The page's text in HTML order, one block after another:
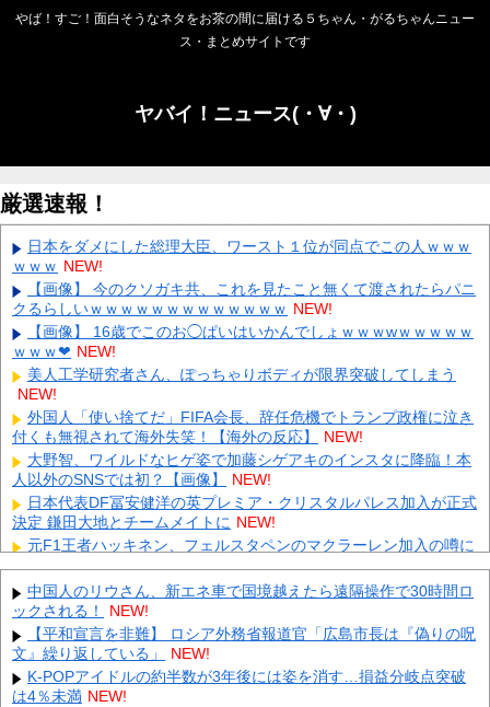
やば！すご！面白そうなネタをお茶の間に届ける５ちゃん・がるちゃんニュー
ス・まとめサイトです
ヤバイ！ニュース(・∀・)
厳選速報！
日本をダメにした総理大臣、ワースト１位が同点でこの人ｗｗｗ
ｗｗｗ NEW!
【画像】 今のクソガキ共、これを見たこと無くて渡されたらパニ
クるらしいｗｗｗｗｗｗｗｗｗｗｗｗｗ NEW!
【画像】 16歳でこのお◯ぱいはいかんでしょｗｗｗwｗｗｗｗｗ
ｗｗｗ❤ NEW!
美人工学研究者さん、ぽっちゃりボディが限界突破してしまう
NEW!
外国人「使い捨てだ」FIFA会長、辞任危機でトランプ政権に泣き
付くも無視されて海外失笑！【海外の反応】
NEW!
大野智、ワイルドなヒゲ姿で加藤シゲアキのインスタに降臨！本
人以外のSNSでは初？【画像】
NEW!
日本代表DF冨安健洋の英プレミア・クリスタルパレス加入が正式
決定 鎌田大地とチームメイトに NEW!
元F1王者ハッキネン、フェルスタペンのマクラーレン加入の噂に
「なぜ調和がある現体制を崩す必要がある？」 NEW!
【思考力】小学生でも解ける問題に俺らおっさんが四苦八苦ｗｗ
ｗｗその答えは？ｗ 他
【超悲報】広島市長、呪文を唱えて日本人をゾンビ化させている
と非難されてしまう 他
NEW!
【ホロライブ】ニコ、引っ越し先に洗濯機置き場がない 他 NEW!
【悲報】モンストのカレンダー機能が終了決定！？ 他
中国人のリウさん、新エネ車で国境越えたら遠隔操作で30時間ロ
ックされる！
NEW!
【平和宣言を非難】 ロシア外務省報道官「広島市長は『偽りの呪
文』繰り返している」
NEW!
K-POPアイドルの約半数が3年後には姿を消す…損益分岐点突破
は4％未満 NEW!